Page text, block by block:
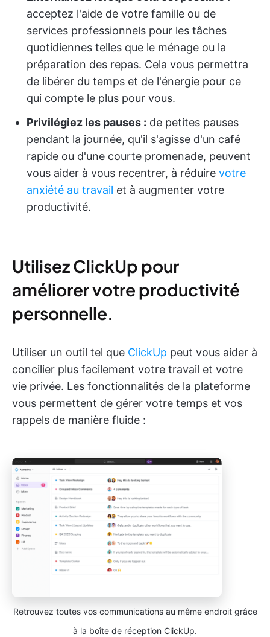
acceptez l'aide de votre famille ou de
services professionnels pour les tâches
quotidiennes telles que le ménage ou la
préparation des repas. Cela vous permettra
de libérer du temps et de l'énergie pour ce
qui compte le plus pour vous.
Privilégiez les pauses : de petites pauses
pendant la journée, qu'il s'agisse d'un café
rapide ou d'une courte promenade, peuvent
vous aider à vous recentrer, à réduire votre
anxiété au travail et à augmenter votre
productivité.
Utilisez ClickUp pour
améliorer votre productivité
personnelle.
Utiliser un outil tel que ClickUp peut vous aider à
concilier plus facilement votre travail et votre
vie privée. Les fonctionnalités de la plateforme
vous permettent de gérer votre temps et vos
rappels de manière fluide :
Retrouvez toutes vos communications au même endroit grâce
à la boîte de réception ClickUp.